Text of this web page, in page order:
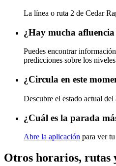
La línea o ruta 2 de Cedar
¿Hay mucha
Puedes encontrar
predicciones sobre los
¿Circula en este
Descubre el estado actual
¿Cuál es la parada
Abre la aplicación para ver
Otros horarios, rutas